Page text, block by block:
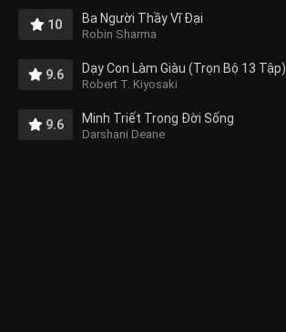
10 Ba Người Thầy Vĩ Đại
Robin Sharma
9.6 Dạy Con Làm Giàu (Trọn Bộ 13 Tập)
Robert T. Kiyosaki
9.6 Minh Triết Trong Đời Sống
Darshani Deane